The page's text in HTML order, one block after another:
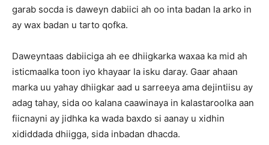
garab socda is daweyn dabiici ah oo inta badan la arko in
ay wax badan u tarto qofka.
Daweyntaas dabiiciga ah ee dhiigkarka waxaa ka mid ah
isticmaalka toon iyo khayaar la isku daray. Gaar ahaan
marka uu yahay dhiigkar aad u sarreeya ama dejintiisu ay
adag tahay, sida oo kalana caawinaya in kalastaroolka aan
fiicnayni ay jidhka ka wada baxdo si aanay u xidhin
xididdada dhiigga, sida inbadan dhacda.